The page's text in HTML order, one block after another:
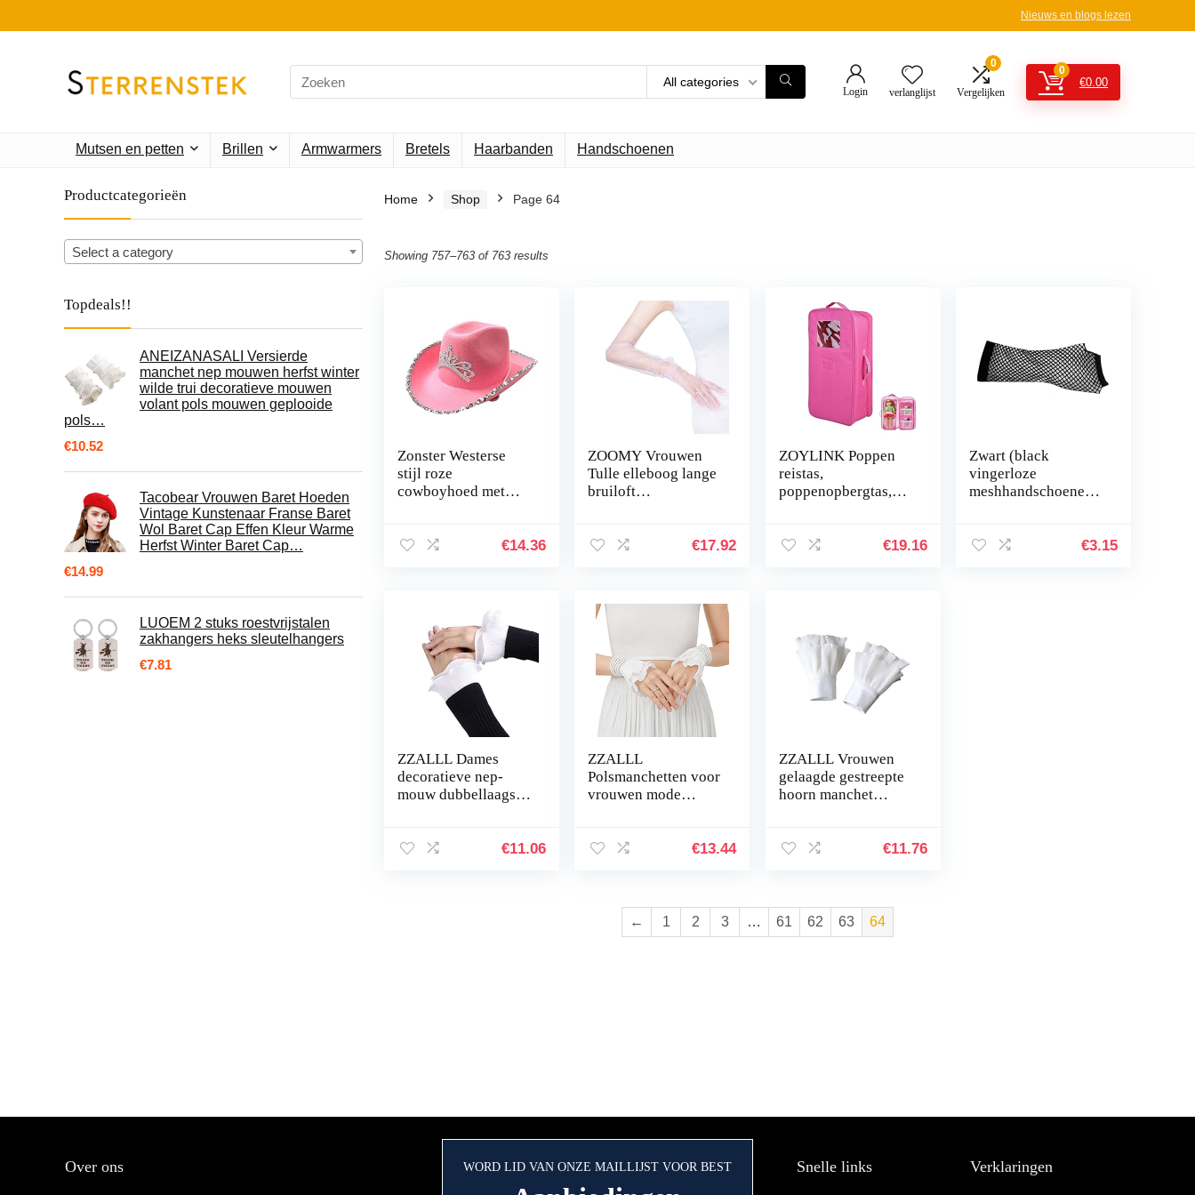
Nieuws en blogs lezen
Search
for:
All categories
Login verlanglijst
0
Vergelijken
0
€0.00
Mutsen en petten Brillen Armwarmers Bretels Haarbanden Handschoenen
Productcategorieën
Select a category
Topdeals!!
ANEIZANASALI Versierde
manchet nep mouwen herfst winter
wilde trui decoratieve mouwen
volant pols mouwen geplooide
pols…
€10.52
Tacobear Vrouwen Baret Hoeden
Vintage Kunstenaar Franse Baret
Wol Baret Cap Effen Kleur Warme
Herfst Winter Baret Cap…
€14.99
LUOEM 2 stuks roestvrijstalen
zakhangers heks sleutelhangers
€7.81
Home Shop Page 64
Showing 757–763 of 763 results
Zonster Westerse
stijl roze
cowboyhoed met
cowboy pet voor€14.36
ZOOMY Vrouwen
Tulle elleboog lange
bruiloft
opera wanten
€17.92
ZOYLINK Poppen
reistas,
poppenopbergtas,
18 inch pop
€19.16
Zwart (black
vingerloze
meshhandschoenen)
€3.15
ZZALLL Dames
decoratieve nep-
mouw dubbellaags
polswarmers
€11.06
ZZALLL
Polsmanchetten voor
vrouwen mode
shirt nep mouwen
€13.44
ZZALLL Vrouwen
gelaagde gestreepte
hoorn manchet
polswarmer
€11.76
← 1 2 3 … 61 62 63 64
Over ons WORD LID VAN ONZE MAILLIJST VOOR BEST Snelle links Verklaringen